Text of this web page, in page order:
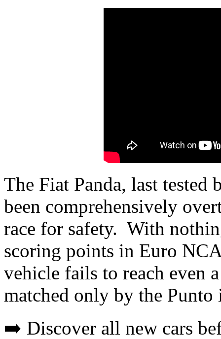
The Fiat Panda, last
been comprehensively
race for safety. With
scoring points in Euro
vehicle fails to reach even
matched only by the Punto
➡️ Discover all new cars